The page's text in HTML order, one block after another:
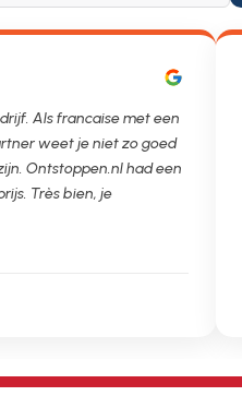
Als francaise met een
weet je niet zo goed
Ontstoppen.nl had een
Très bien, je